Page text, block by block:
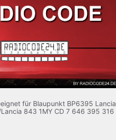
für Blaupunkt BP6395 Lancia
Lancia 843 1MY CD 7 646 395 316